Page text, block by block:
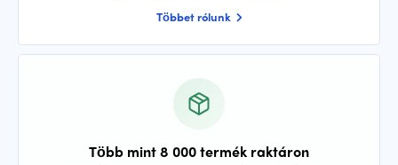
Többet rólunk
Több mint 8 000 termék raktáron